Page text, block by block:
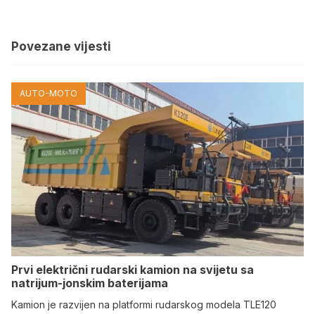
Povezane vijesti
AUTO-MOTO
Prvi električni rudarski kamion na svijetu sa
natrijum-jonskim baterijama
Kamion je razvijen na platformi rudarskog modela TLE120